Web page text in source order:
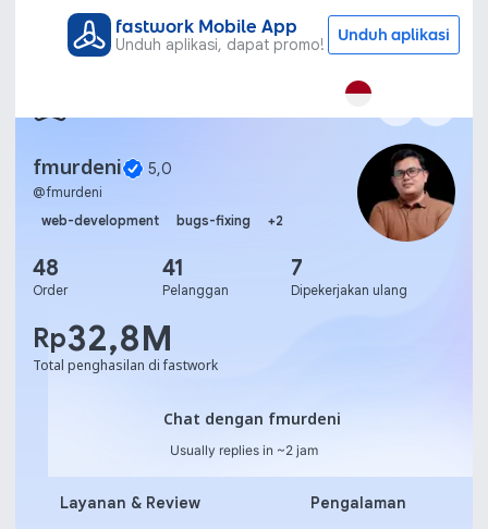
fastwork Mobile App
Unduh aplikasi, dapat promo! Unduh aplikasi
fmurdeni 5,0
@fmurdeni
web-development
bugs-fixing +2
48
Order
41
Pelanggan
7
Dipekerjakan ulang
Rp32,8M
Total penghasilan di fastwork
Chat dengan fmurdeni
Chat dengan fmurdeni
Usually replies in ~2 jam
Layanan & Review Pengalaman